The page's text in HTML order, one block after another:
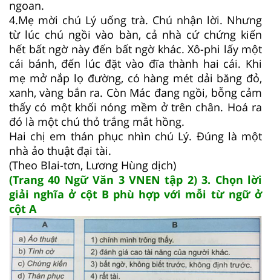
ngoan.
4.Mẹ mời chú Lý uống trà. Chú nhận lời. Nhưng
từ lúc chú ngồi vào bàn, cả nhà cứ chứng kiến
hết bất ngờ này đến bất ngờ khác. Xô-phi lấy một
cái bánh, đến lúc đặt vào đĩa thành hai cái. Khi
mẹ mở nắp lọ đường, có hàng mét dải băng đỏ,
xanh, vàng bắn ra. Còn Mác đang ngồi, bỗng cảm
thấy có một khối nóng mềm ở trên chân. Hoá ra
đó là một chú thỏ trắng mắt hồng.
Hai chị em thán phục nhìn chú Lý. Đúng là một
nhà ảo thuật đại tài.
(Theo Blai-tơn, Lương Hùng dịch)
(Trang 40 Ngữ Văn 3 VNEN tập 2) 3. Chọn lời
giải nghĩa ở cột B phù hợp với mỗi từ ngữ ở
cột A